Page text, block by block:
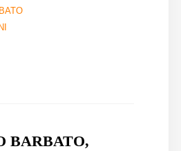
BARBATO,